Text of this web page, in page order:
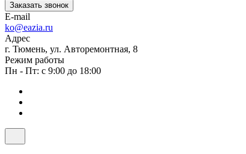
Заказать звонок
E-mail
ko@eazia.ru
Адрес
г. Тюмень, ул. Авторемонтная, 8
Режим работы
Пн - Пт: с 9:00 до 18:00